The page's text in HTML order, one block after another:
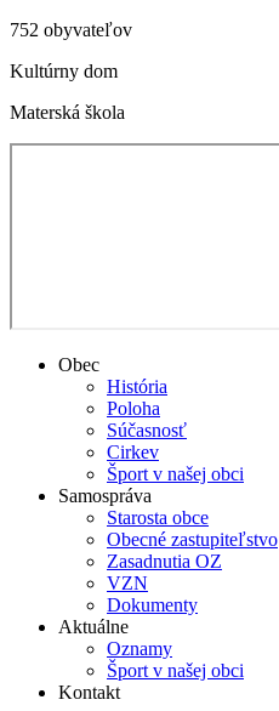
752 obyvateľov
Kultúrny dom
Materská škola
Obec
História
Poloha
Súčasnosť
Cirkev
Šport v našej obci
Samospráva
Starosta obce
Obecné zastupiteľstvo
Zasadnutia OZ
VZN
Dokumenty
Aktuálne
Oznamy
Šport v našej obci
Kontakt